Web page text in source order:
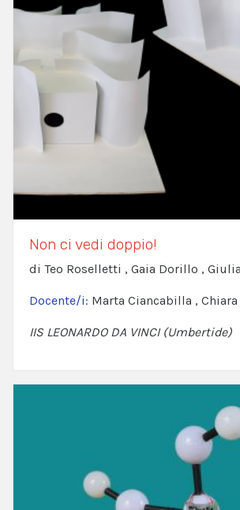
Non ci vedi doppio!
di Teo Roselletti , Gaia Dorillo ,
Docente/i: Marta Ciancabilla ,
IIS LEONARDO DA VINCI (Umbertide)